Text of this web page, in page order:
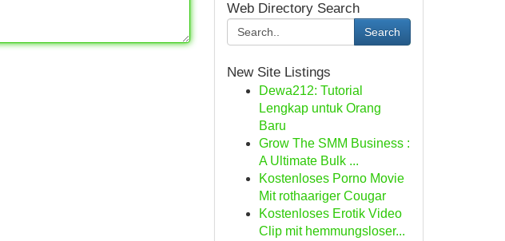
Web Directory Search
Search
New Site Listings
Dewa212: Tutorial
Lengkap untuk Orang
Baru
Grow The SMM Business :
A Ultimate Bulk ...
Kostenloses Porno Movie
Mit rothaariger Cougar
Kostenloses Erotik Video
Clip mit hemmungsloser...